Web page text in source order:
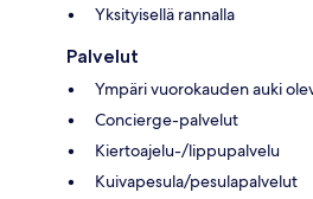
Yksityisellä rannalla
Palvelut
Ympäri vuorokauden auki
Concierge-palvelut
Kiertoajelu-/lippupalvelu
Kuivapesula/pesulapalvelut